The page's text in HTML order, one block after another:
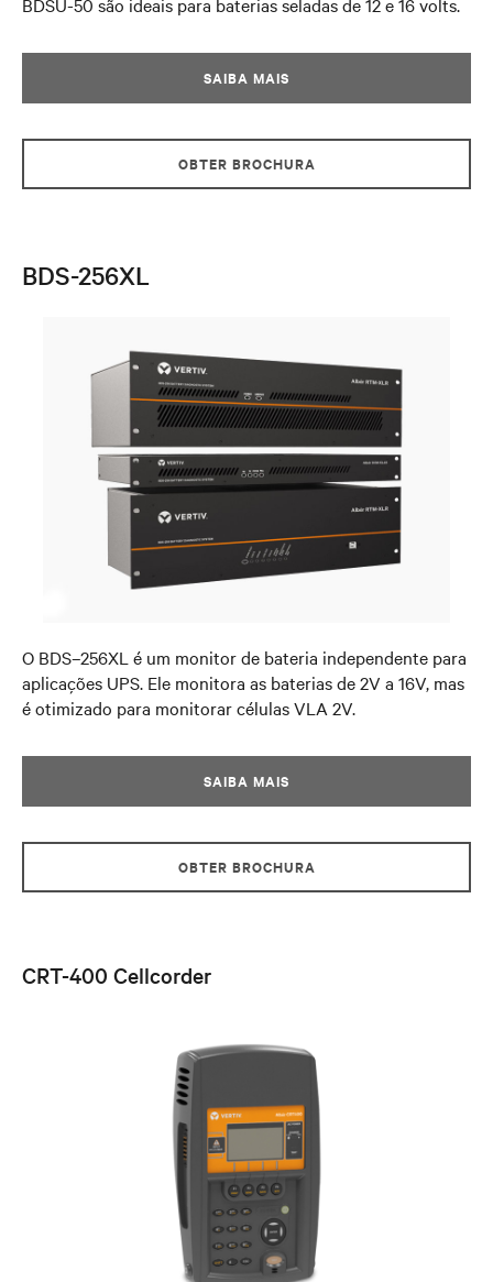
SAIBA MAIS
OBTER BROCHURA
BDS-256XL
O BDS–256XL é um monitor de bateria independente para
aplicações UPS. Ele monitora as baterias de 2V a 16V, mas
é otimizado para monitorar células VLA 2V.
SAIBA MAIS
OBTER BROCHURA
CRT-400 Cellcorder